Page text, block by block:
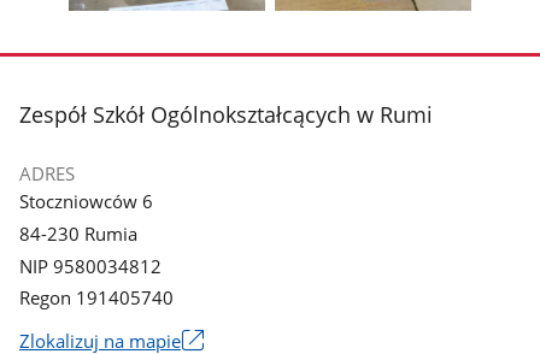
galerii.
galerii.
stopka
Zespół Szkół Ogólnokształcących w Rumi
ADRES
Stoczniowców 6
84-230 Rumia
NIP 9580034812
Regon 191405740
Zlokalizuj na mapieLink